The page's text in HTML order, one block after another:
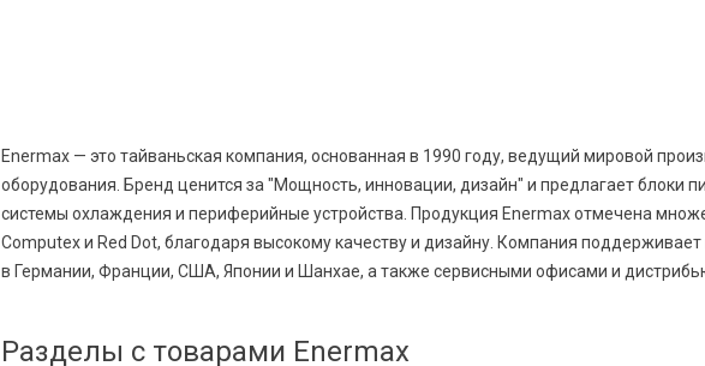
Enermax — это тайваньская компания, основанная в 1990 году, ведущий мировой
оборудования. Бренд ценится за "Мощность, инновации, дизайн" и предлагает блоки
системы охлаждения и периферийные устройства. Продукция Enermax отмечена
Computex и Red Dot, благодаря высокому качеству и дизайну. Компания
в Германии, Франции, США, Японии и Шанхае, а также сервисными офисами и
Разделы с товарами Enermax